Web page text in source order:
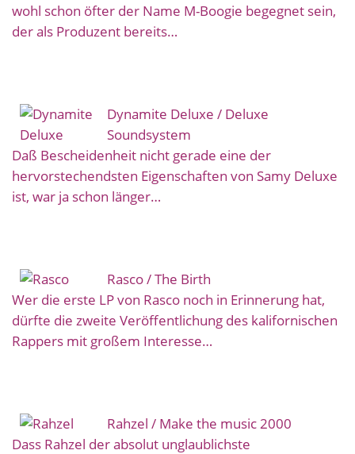
wohl schon öfter der Name M-Boogie begegnet sein,
der als Produzent bereits…
Dynamite Deluxe / Deluxe
Soundsystem
Daß Bescheidenheit nicht gerade eine der
hervorstechendsten Eigenschaften von Samy Deluxe
ist, war ja schon länger…
Rasco / The Birth
Wer die erste LP von Rasco noch in Erinnerung hat,
dürfte die zweite Veröffentlichung des kalifornischen
Rappers mit großem Interesse…
Rahzel / Make the music 2000
Dass Rahzel der absolut unglaublichste